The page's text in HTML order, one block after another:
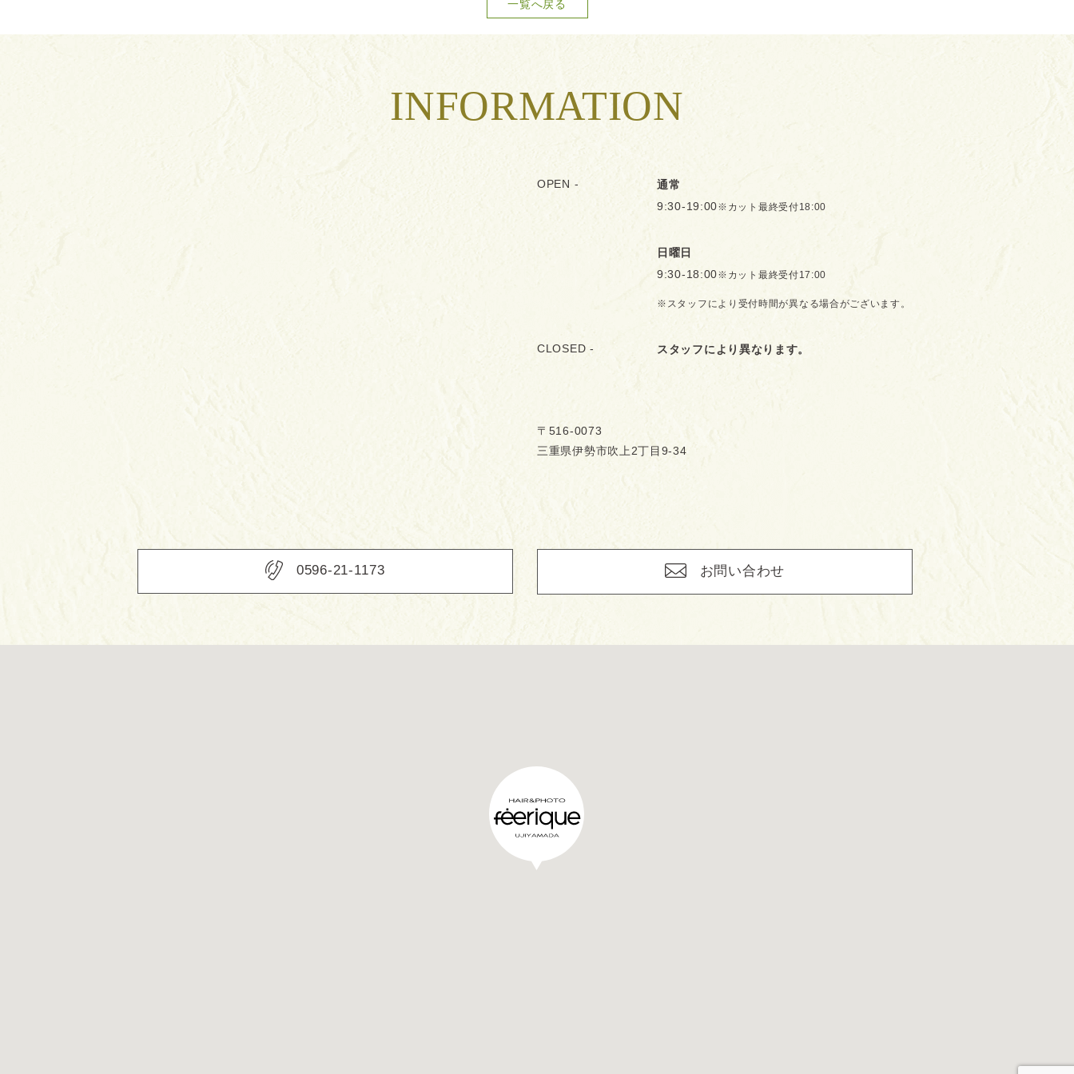
一覧へ戻る
INFORMATION
OPEN -
通常
9:30-19:00※カット最終受付18:00
日曜日
9:30-18:00※カット最終受付17:00
※スタッフにより受付時間が異なる場合がございます。
CLOSED - スタッフにより異なります。
〒516-0073
三重県伊勢市吹上2丁目9-34
0596-21-1173 お問い合わせ